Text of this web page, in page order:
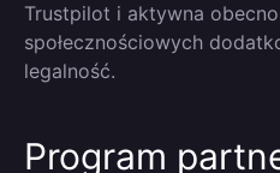
Trustpilot i aktywna
społecznościowych
legalność.
Program